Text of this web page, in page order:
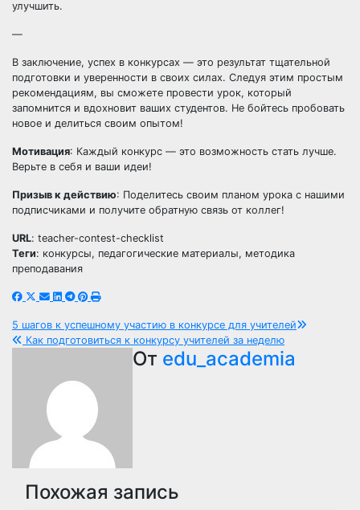
улучшить.
—
В заключение, успех в конкурсах — это результат тщательной
подготовки и уверенности в своих силах. Следуя этим простым
рекомендациям, вы сможете провести урок, который
запомнится и вдохновит ваших студентов. Не бойтесь пробовать
новое и делиться своим опытом!
Мотивация: Каждый конкурс — это возможность стать лучше.
Верьте в себя и ваши идеи!
Призыв к действию: Поделитесь своим планом урока с нашими
подписчиками и получите обратную связь от коллег!
URL: teacher-contest-checklist
Теги: конкурсы, педагогические материалы, методика
преподавания
Навигация
записям
5 шагов к успешному участию в конкурсе для учителей
Как подготовиться к конкурсу учителей за неделю
От edu_academia
Похожая запись